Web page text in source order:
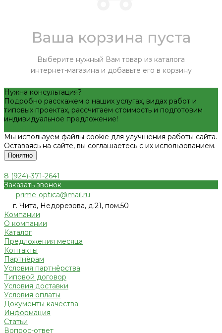
Ваша корзина пуста
Выберите нужный Вам товар из каталога
интернет-магазина и добавьте его в корзину
Нужна консультация?
Подробно расскажем о наших услугах, видах работ и
типовых проектах, рассчитаем стоимость и подготовим
индивидуальное предложение!
Мы используем файлы cookie для улучшения работы сайта.
Оставаясь на сайте, вы соглашаетесь с их использованием.
Понятно
8 (924)-371-2641
Заказать звонок
prime-optica@mail.ru
г. Чита, Недорезова, д.21, пом.50
Компании
О компании
Каталог
Предложения месяца
Контакты
Партнёрам
Условия партнёрства
Типовой договор
Условия доставки
Условия оплаты
Документы качества
Информация
Статьи
Вопрос-ответ